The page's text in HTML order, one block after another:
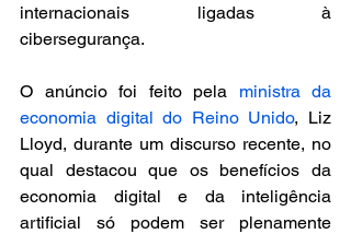
internacionais ligadas à
cibersegurança.
O anúncio foi feito pela ministra da
economia digital do Reino Unido, Liz
Lloyd, durante um discurso recente, no
qual destacou que os benefícios da
economia digital e da inteligência
artificial só podem ser plenamente